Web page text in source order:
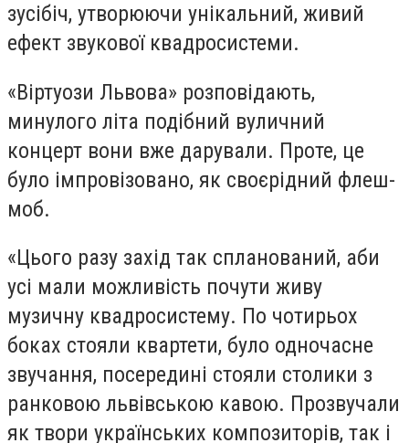
зусібіч, утворюючи унікальний, живий
ефект звукової квадросистеми.
«Віртуози Львова» розповідають,
минулого літа подібний вуличний
концерт вони вже дарували. Проте, це
було імпровізовано, як своєрідний флеш-
моб.
«Цього разу захід так спланований, аби
усі мали можливість почути живу
музичну квадросистему. По чотирьох
боках стояли квартети, було одночасне
звучання, посередині стояли столики з
ранковою львівською кавою. Прозвучали
як твори українських композиторів, так і